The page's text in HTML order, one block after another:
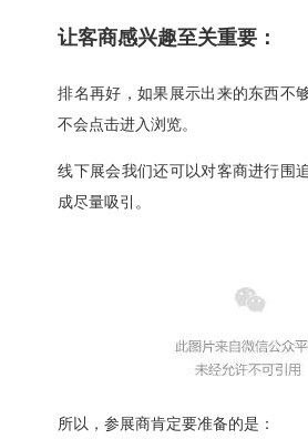
让客商感兴趣至关重要：
排名再好，如果展示出来的东西不
不会点击进入浏览。
线下展会我们还可以对客商进行围
成尽量吸引。
所以，参展商肯定要准备的是：